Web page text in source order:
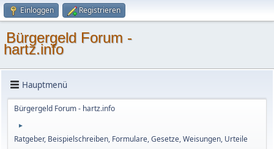
Einloggen Registrieren
Bürgergeld Forum -
hartz.info
Hauptmenü
Bürgergeld Forum - hartz.info
►
Ratgeber, Beispielschreiben, Formulare, Gesetze, Weisungen, Urteile